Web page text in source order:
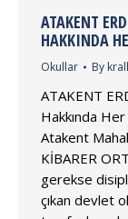
ATAKENT
HAKKINDA
Okullar By
ATAKENT
Hakkında Her
Atakent
KİBARER
gerekse
çıkan devlet